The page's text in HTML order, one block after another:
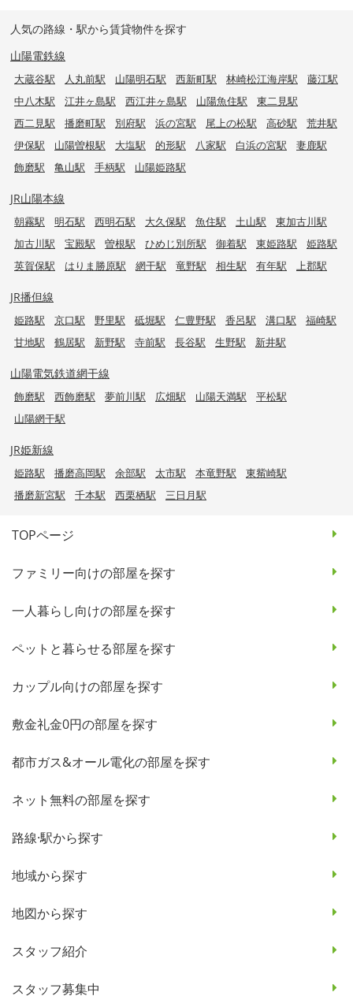
人気の路線・駅から賃貸物件を探す
山陽電鉄線
大蔵谷駅 人丸前駅 山陽明石駅 西新町駅 林崎松江海岸駅
藤江駅
中八木駅
江井ヶ島駅 西江井ヶ島駅 山陽魚住駅
東二見駅
西二見駅
播磨町駅 別府駅 浜の宮駅 尾上の松駅 高砂駅
荒井駅
伊保駅
山陽曽根駅 大塩駅 的形駅 八家駅 白浜の宮駅
妻鹿駅
飾磨駅
亀山駅 手柄駅 山陽姫路駅
JR山陽本線
朝霧駅 明石駅 西明石駅 大久保駅 魚住駅 土山駅
東加古川駅
加古川駅
宝殿駅 曽根駅 ひめじ別所駅 御着駅 東姫路駅
姫路駅
英賀保駅
はりま勝原駅 網干駅 竜野駅 相生駅 有年駅 上郡駅
JR播但線
姫路駅 京口駅 野里駅 砥堀駅 仁豊野駅 香呂駅 溝口駅
福崎駅
甘地駅
鶴居駅 新野駅 寺前駅 長谷駅 生野駅 新井駅
山陽電気鉄道網干線
飾磨駅 西飾磨駅 夢前川駅 広畑駅 山陽天満駅
平松駅
山陽網干駅
JR姫新線
姫路駅 播磨高岡駅 余部駅 太市駅 本竜野駅
東觜崎駅
播磨新宮駅
千本駅 西栗栖駅 三日月駅
TOPページ
ファミリー向けの部屋を探す
一人暮らし向けの部屋を探す
ペットと暮らせる部屋を探す
カップル向けの部屋を探す
敷金礼金0円の部屋を探す
都市ガス&オール電化の部屋を探す
ネット無料の部屋を探す
路線·駅から探す
地域から探す
地図から探す
スタッフ紹介
スタッフ募集中